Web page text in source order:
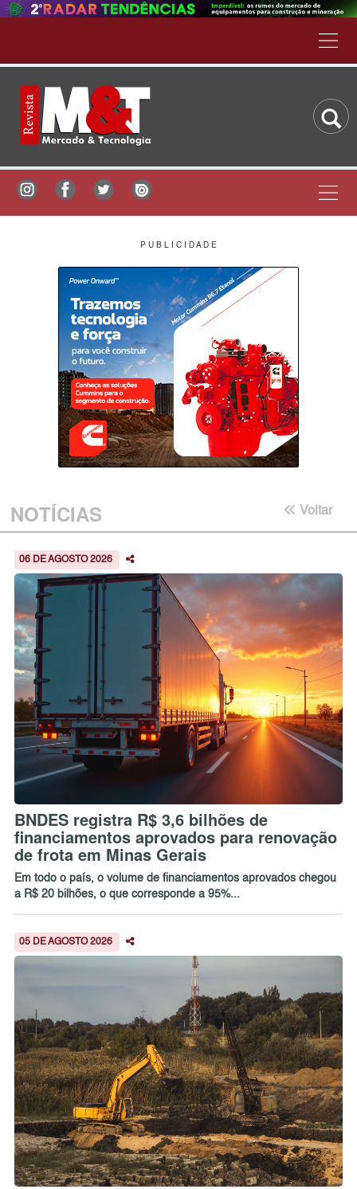
P U B L I C I D A D E
NOTÍCIAS Voltar
06 DE AGOSTO 2026
BNDES registra R$ 3,6 bilhões de
financiamentos aprovados para renovação
de frota em Minas Gerais
Em todo o país, o volume de financiamentos aprovados chegou
a R$ 20 bilhões, o que corresponde a 95%...
05 DE AGOSTO 2026